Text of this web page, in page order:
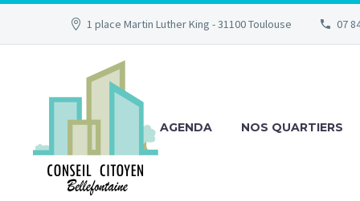
1 place Martin Luther King - 31100 Toulouse 07
AGENDA NOS QUARTIERS